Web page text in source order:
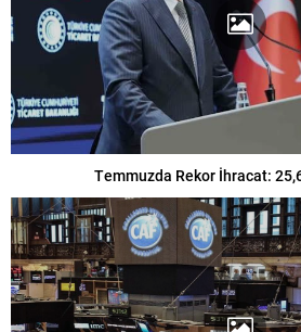
Temmuzda Rekor İhracat: